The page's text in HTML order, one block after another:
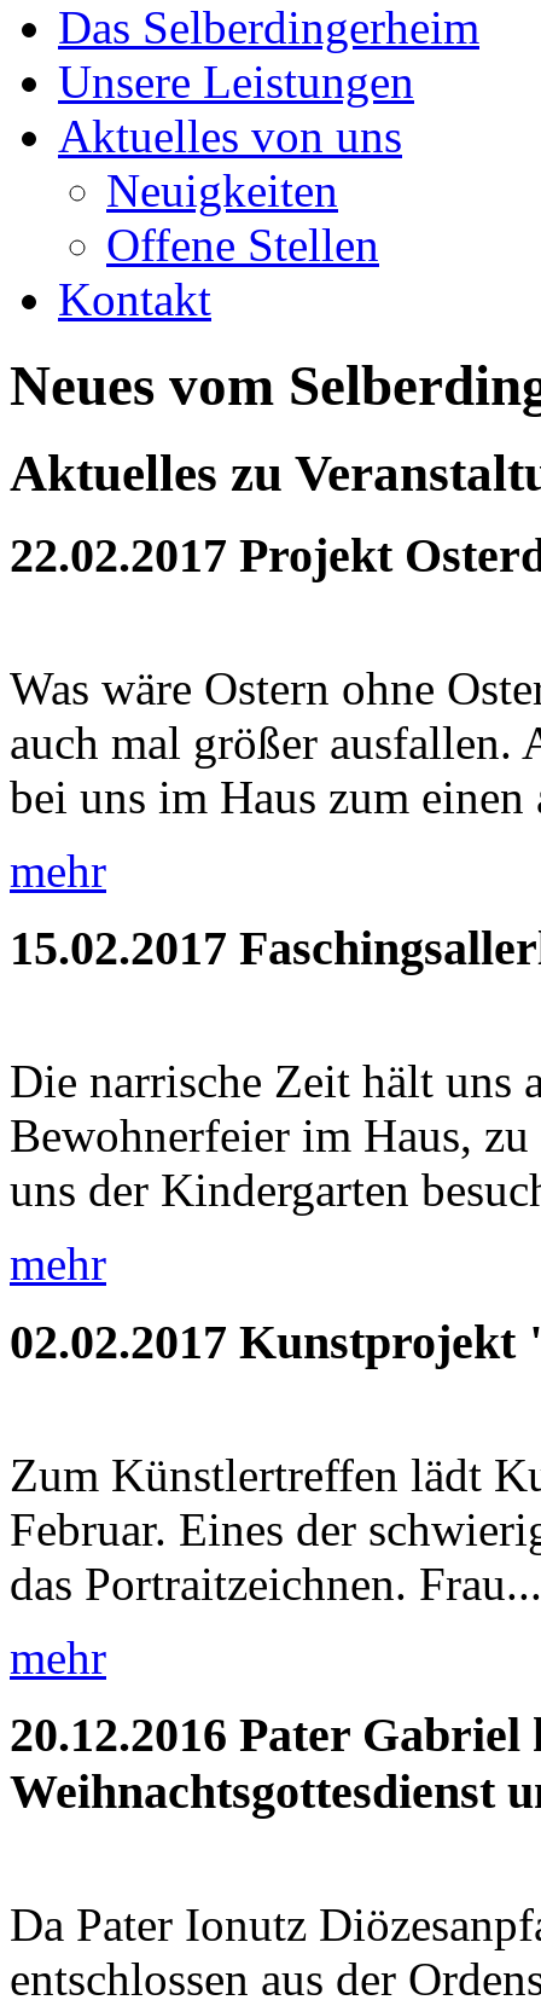
Das Selberdingerheim
Unsere Leistungen
Aktuelles von uns
Neuigkeiten
Offene Stellen
Kontakt
Neues vom
Aktuelles zu
22.02.2017 Projekt
Was wäre Ostern ohne
auch mal größer ausfallen.
bei uns im Haus zum einen
mehr
15.02.2017
Die narrische Zeit hält uns
Bewohnerfeier im Haus,
uns der Kindergarten
mehr
02.02.2017 Kunstprojekt
Zum Künstlertreffen lädt
Februar. Eines der
das Portraitzeichnen. Frau...
mehr
20.12.2016 Pater Gabriel
Weihnachtsgottesdienst
Da Pater Ionutz
entschlossen aus der